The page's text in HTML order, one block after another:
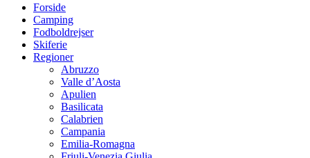
Close
Menu
Forside
Camping
Fodboldrejser
Skiferie
Regioner
Abruzzo
Valle d’Aosta
Apulien
Basilicata
Calabrien
Campania
Emilia-Romagna